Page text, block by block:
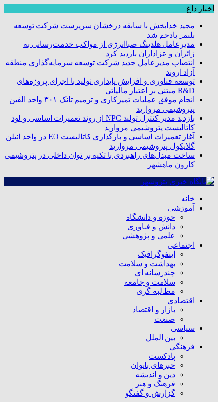
اخبار داغ
مجید خدابخش با سابقه درخشان سرپرست شرکت توسعه
پلیمر پادجم شد
مدیرعامل هلدینگ صباانرژی از مواکب خدمت‌رسانی به
زائران و عزاداران بازدید کرد
انتصاب مدیرعامل جدید شرکت توسعه سرمایه‌گذاری منطقه
آزاد اروند
توسعه فناوری و افزایش پایداری تولید با اجرای پروژه‌های
R&D مبتنی بر اعتبار مالیاتی
انجام موفق عملیات تمیزکاری و ترمیم تانک ۳۰۱ واحد الفین
پتروشیمی مروارید
بازدید مدیر کنترل تولید NPC از روند تعمیرات اساسی و لود
کاتالیست پتروشیمی مروارید
آغاز تعمیرات اساسی و بارگذاری کاتالیست EO در واحد اتیلن
گلایکول پتروشیمی مروارید
ساخت مبدل‌های راهبردی با تکیه بر توان داخلی در پتروشیمی
کارون ماهشهر
خانه
آموزشی
حوزه و دانشگاه
دانش و فناوری
علمی و پژوهشی
اجتماعی
اینفوگرافیک
بهداشت و سلامت
چندرسانه ای
سلامت و جامعه
مطالبه گری
اقتصادی
بازار و اقتصاد
صنعت
سیاسی
بین الملل
فرهنگی
پادکست
خبرهای بانوان
دین و اندیشه
فرهنگ و هنر
گزارش و گفتگو